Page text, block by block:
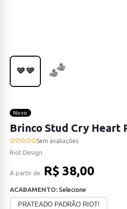
Novo
Brinco Stud Cry Heart
Sem avaliações
Riot Design
A partir de R$ 38,00
ACABAMENTO: Selecione
PRATEADO PADRÃO RIOT!